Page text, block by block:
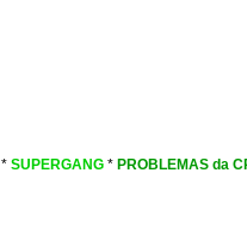
* SUPERGANG * PROBLEMAS da